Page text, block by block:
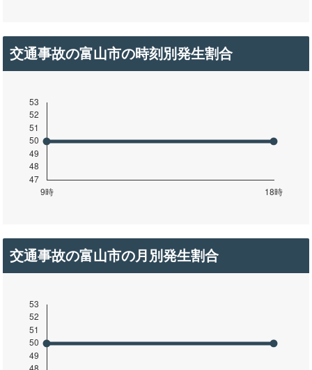
交通事故の富山市の時刻別発生割合
交通事故の富山市の月別発生割合